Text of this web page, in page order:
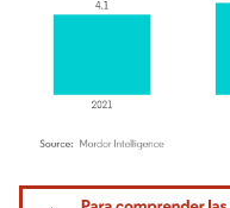
Imagen © Mordor Intelligence.